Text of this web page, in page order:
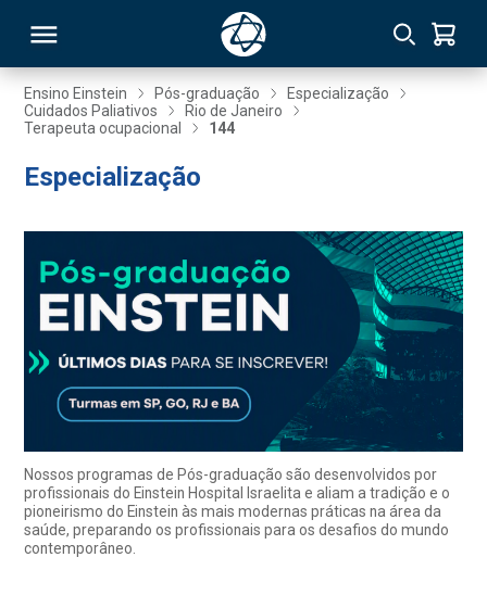
Ensino Einstein Pós-graduação
Especialização
Cuidados Paliativos
Rio de Janeiro
Terapeuta ocupacional
144
Especialização
Nossos programas de Pós-graduação são desenvolvidos por
profissionais do Einstein Hospital Israelita e aliam a tradição e o
pioneirismo do Einstein às mais modernas práticas na área da
saúde, preparando os profissionais para os desafios do mundo
contemporâneo.